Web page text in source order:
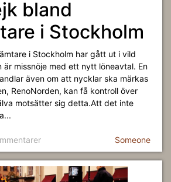
bland
i Stockholm
i Stockholm har gått ut i vild
är missnöje med ett nytt löneavtal. En
även om att nycklar ska märkas
RenoNorden, kan få kontroll över
motsätter sig detta.Att det inte
Someone